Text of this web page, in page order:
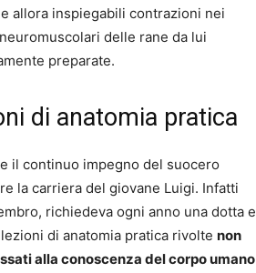
allora inspiegabili contrazioni nei
delle rane da lui
preparate.
di anatomia pratica
il continuo impegno del suocero
la carriera del giovane Luigi. Infatti
richiedeva ogni anno una dotta e
di anatomia pratica rivolte non
alla conoscenza del corpo umano